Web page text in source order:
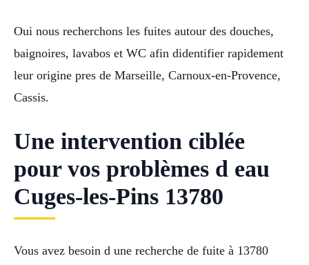
Oui nous recherchons les fuites autour des douches,
baignoires, lavabos et WC afin didentifier rapidement
leur origine pres de Marseille, Carnoux-en-Provence,
Cassis.
Une intervention ciblée
pour vos problèmes d eau
Cuges-les-Pins 13780
Vous avez besoin d une recherche de fuite à 13780